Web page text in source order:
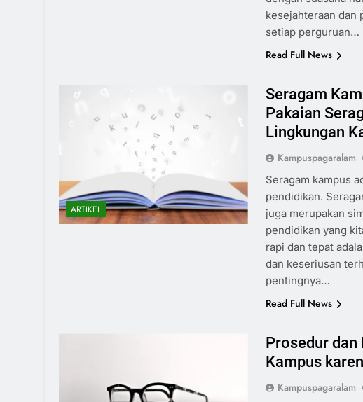
kesejahteraan dan
setiap perguruan…
Read Full News
ARTIKEL
Seragam
Pakaian
Lingkungan
Kampuspagaralam
Seragam kampus
pendidikan.
juga merupakan
pendidikan yang
rapi dan tepat
dan keseriusan
pentingnya…
Read Full News
Prosedur dan
Kampus
Kampuspagaralam